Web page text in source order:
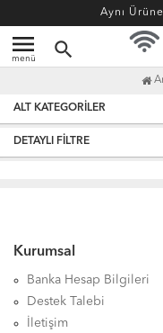
Aynı
menu
menü search
ALT KATEGORILER
DETAYLI FILTRE
Kurumsal
Banka Hesap Bilgileri
Destek Talebi
İletişim